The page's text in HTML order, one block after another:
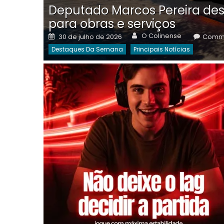
Deputado Marcos Pereira
para obras e serviços
Posted
on
30 de julho de 2026 Author
O Colinense
Destaques Da Semana Principais Notícias